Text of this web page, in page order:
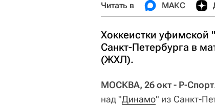
Читать в МАКС
Хоккеистки уфимской
Санкт-Петербурга в
(ЖХЛ).
МОСКВА, 26 окт - Р-
над "Динамо" из Санкт-